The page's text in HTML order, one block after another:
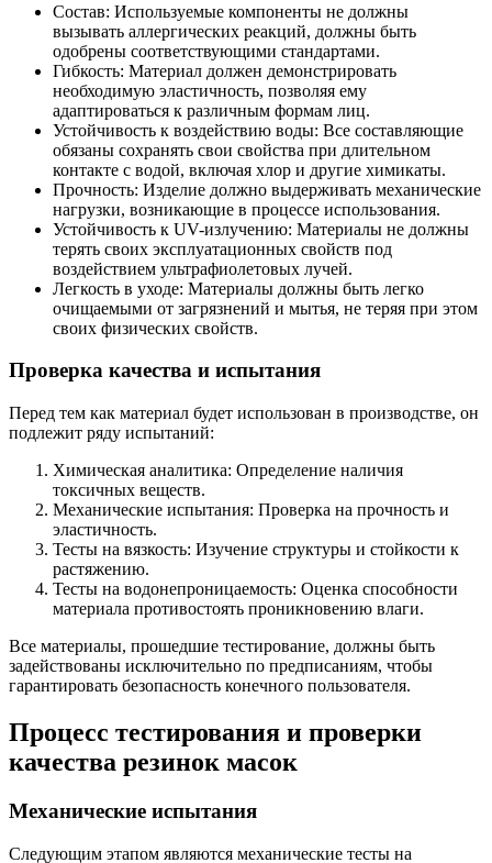
Состав: Используемые компоненты не должны
вызывать аллергических реакций, должны быть
одобрены соответствующими стандартами.
Гибкость: Материал должен демонстрировать
необходимую эластичность, позволяя ему
адаптироваться к различным формам лиц.
Устойчивость к воздействию воды: Все составляющие
обязаны сохранять свои свойства при длительном
контакте с водой, включая хлор и другие химикаты.
Прочность: Изделие должно выдерживать механические
нагрузки, возникающие в процессе использования.
Устойчивость к UV-излучению: Материалы не должны
терять своих эксплуатационных свойств под
воздействием ультрафиолетовых лучей.
Легкость в уходе: Материалы должны быть легко
очищаемыми от загрязнений и мытья, не теряя при этом
своих физических свойств.
Проверка качества и испытания
Перед тем как материал будет использован в производстве, он
подлежит ряду испытаний:
Химическая аналитика: Определение наличия
токсичных веществ.
Механические испытания: Проверка на прочность и
эластичность.
Тесты на вязкость: Изучение структуры и стойкости к
растяжению.
Тесты на водонепроницаемость: Оценка способности
материала противостоять проникновению влаги.
Все материалы, прошедшие тестирование, должны быть
задействованы исключительно по предписаниям, чтобы
гарантировать безопасность конечного пользователя.
Процесс тестирования и проверки
качества резинок масок
Механические испытания
Следующим этапом являются механические тесты на